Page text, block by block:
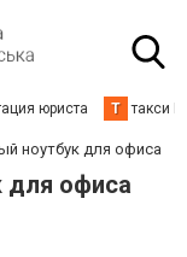
юриста Т такси
ноутбук для офиса
для офиса